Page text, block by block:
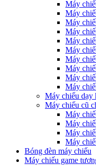
Máy
Máy
Máy
Máy
Máy
Máy
Máy
Máy
Máy
Máy
Máy chiếu dạy
Máy chiếu cũ
Máy
Máy
Máy
Máy
Bóng đèn máy chiếu
Máy chiếu game